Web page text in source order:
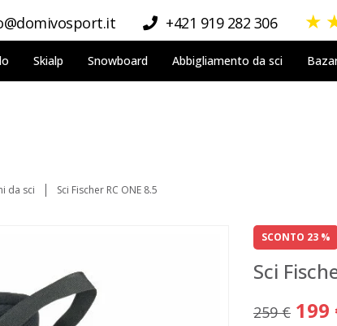
+421 919 282 306 ★
Skialp Snowboard Abbigliamento da sci
da sci Sci Fischer RC ONE 8.5
SCONTO 23 %
Sci
259 € 199